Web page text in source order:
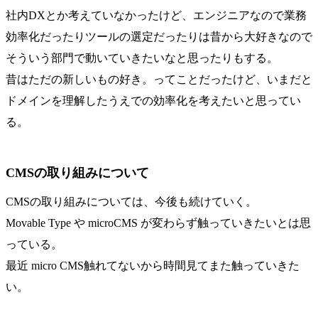
社内DXとか考えていなかったけど、エンジニアなので業務
効率化だったりツールの選定だったりは昔から大好きなので
そういう部門で動いていきたいなと思ったりもする。
昔はただの新しいもの好き。ってことだったけど、いまだと
ドメインを理解したうえでの効率化を考えたいと思ってい
る。
CMSの取り組みについて
CMSの取り組みについては、今後も続けていく。
Movable Type や microCMS が変わらず触っていきたいとは思
っている。
最近 micro CMS触れてないから時間見てまた触っていきた
い。